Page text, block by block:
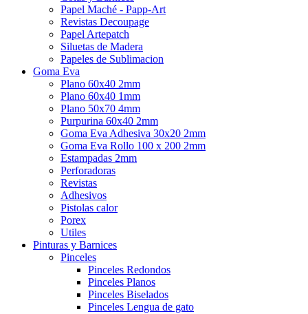
Papel Maché - Papp-Art
Revistas Decoupage
Papel Artepatch
Siluetas de Madera
Papeles de Sublimacion
Goma Eva
Plano 60x40 2mm
Plano 60x40 1mm
Plano 50x70 4mm
Purpurina 60x40 2mm
Goma Eva Adhesiva 30x20 2mm
Goma Eva Rollo 100 x 200 2mm
Estampadas 2mm
Perforadoras
Revistas
Adhesivos
Pistolas calor
Porex
Utiles
Pinturas y Barnices
Pinceles
Pinceles Redondos
Pinceles Planos
Pinceles Biselados
Pinceles Lengua de gato